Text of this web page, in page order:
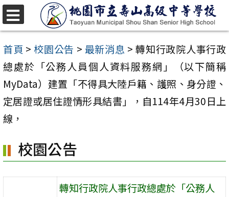
跳
至
主
要
內
容
區
首頁 > 校園公告 > 最新消息 > 轉知行政院人事行政
總處於「公務人員個人資料服務網」（以下簡稱
MyData）建置「不得具大陸戶籍、護照、身分證、
定居證或居住證情形具結書」，自114年4月30日上
線，
校園公告
轉知行政院人事行政總處於「公務人
選
單